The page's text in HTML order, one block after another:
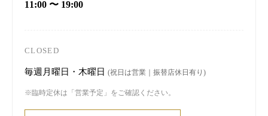
11:00 〜 19:00
CLOSED
毎週月曜日・木曜日 (祝日は営業｜振替店休日有り)
※臨時定休は「営業予定」をご確認ください。